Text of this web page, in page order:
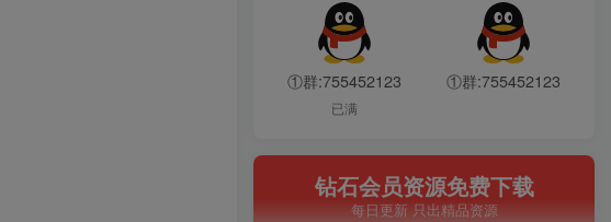
①群:755452123
已满
①群:755452123
钻石会员资源免费下载
每日更新 只出精品资源